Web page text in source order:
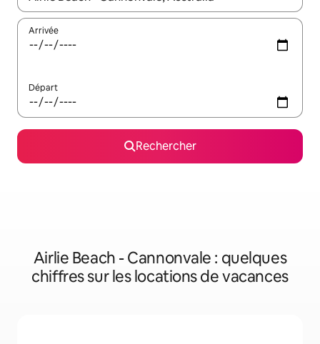
Arrivée
Départ
Rechercher
Airlie Beach - Cannonvale : quelques
chiffres sur les locations de vacances